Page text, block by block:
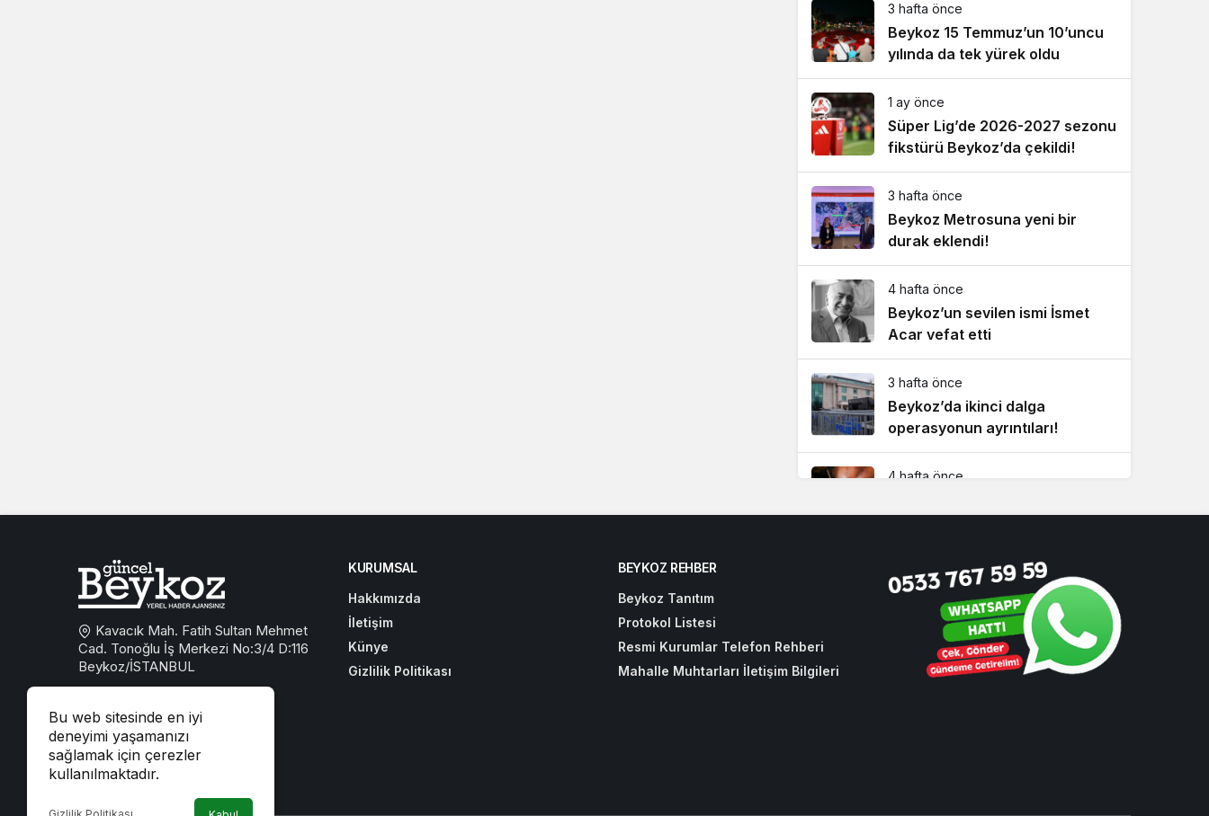
3 hafta önce
Beykoz 15 Temmuz’un 10’uncu
yılında da tek yürek oldu
1 ay önce
Süper Lig’de 2026-2027 sezonu
fikstürü Beykoz’da çekildi!
3 hafta önce
Beykoz Metrosuna yeni bir
durak eklendi!
4 hafta önce
Beykoz’un sevilen ismi İsmet
Acar vefat etti
3 hafta önce
Beykoz’da ikinci dalga
operasyonun ayrıntıları!
4 hafta önce
3 hafta önce
CHP oylarıyla toplu ulaşıma
yüzde 10 zam
Bu web sitesinde en iyi
deneyimi yaşamanızı
sağlamak için çerezler
kullanılmaktadır.
Kavacık Mah. Fatih Sultan Mehmet
Cad. Tonoğlu İş Merkezi No:3/4 D:116
Beykoz/İSTANBUL
beykozguncel@gmail.com
iletisim@beykozguncel.com
KURUMSAL
Hakkımızda
İletişim
Künye
Gizlilik Politikası
BEYKOZ REHBER
Beykoz Tanıtım
Protokol Listesi
Resmi Kurumlar Telefon Rehberi
Mahalle Muhtarları İletişim Bilgileri